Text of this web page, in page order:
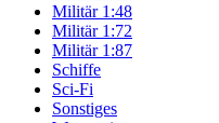
Militär 1:48
Militär 1:72
Militär 1:87
Schiffe
Sci-Fi
Sonstiges